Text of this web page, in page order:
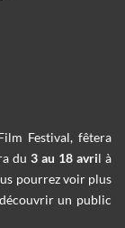
Festival, fêtera
du 3 au 18 avril à
pourrez voir plus
un public